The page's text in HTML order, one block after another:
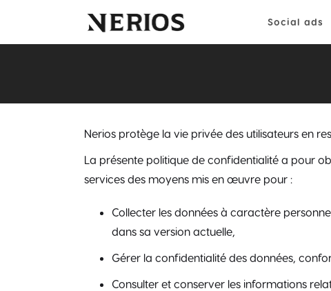
Social ads
Nerios protège la vie privée des utilisateurs en
La présente politique de confidentialité a pour
services des moyens mis en œuvre pour :
Collecter les données à caractère
dans sa version actuelle,
Gérer la confidentialité des données,
Consulter et conserver les informations